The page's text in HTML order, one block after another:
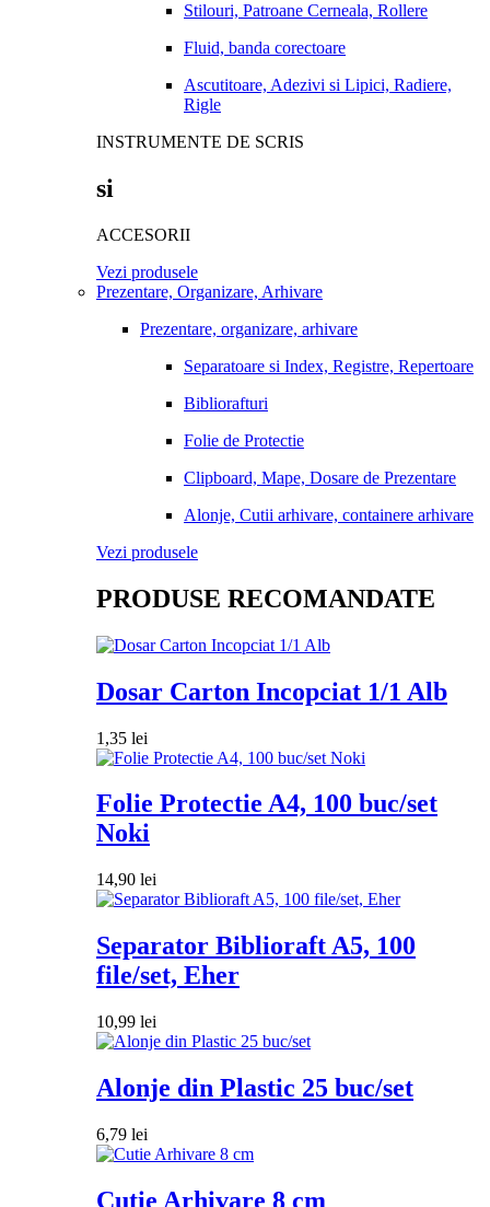
Stilouri, Patroane Cerneala, Rollere
Fluid, banda corectoare
Ascutitoare, Adezivi si Lipici, Radiere,
Rigle
INSTRUMENTE DE SCRIS
si
ACCESORII
Vezi produsele
Prezentare, Organizare, Arhivare
Prezentare, organizare, arhivare
Separatoare si Index, Registre, Repertoare
Bibliorafturi
Folie de Protectie
Clipboard, Mape, Dosare de Prezentare
Alonje, Cutii arhivare, containere arhivare
Vezi produsele
PRODUSE RECOMANDATE
Dosar Carton Incopciat 1/1 Alb
1,35 lei
Folie Protectie A4, 100 buc/set
Noki
14,90 lei
Separator Biblioraft A5, 100
file/set, Eher
10,99 lei
Alonje din Plastic 25 buc/set
6,79 lei
Cutie Arhivare 8 cm